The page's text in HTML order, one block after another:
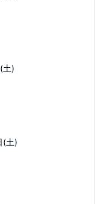
土)
(土)